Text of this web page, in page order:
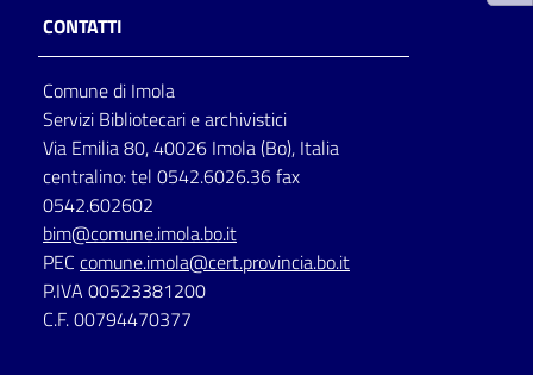
per
lettura
Seguici
su
CONTATTI
Comune di Imola
Servizi Bibliotecari e archivistici
Via Emilia 80, 40026 Imola (Bo), Italia
centralino: tel 0542.6026.36 fax
0542.602602
bim@comune.imola.bo.it
PEC comune.imola@cert.provincia.bo.it
P.IVA 00523381200
C.F. 00794470377